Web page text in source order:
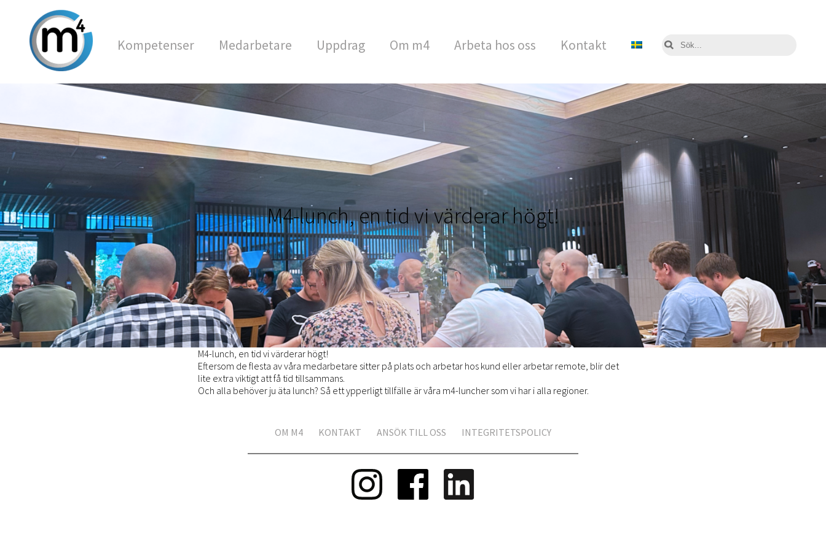
Kompetenser Medarbetare Uppdrag Om m4 Arbeta hos oss Kontakt
M4-lunch, en tid vi värderar högt!
M4-lunch, en tid vi värderar högt!
Eftersom de flesta av våra medarbetare sitter på plats och arbetar hos kund eller arbetar remote, blir det
lite extra viktigt att få tid tillsammans.
Och alla behöver ju äta lunch? Så ett ypperligt tillfälle är våra m4-luncher som vi har i alla regioner.
OM M4 KONTAKT ANSÖK TILL OSS INTEGRITETSPOLICY